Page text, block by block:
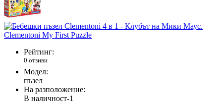
Рейтинг:
0 отзиви
Модел:
пъзел
На разположение:
В наличност-1